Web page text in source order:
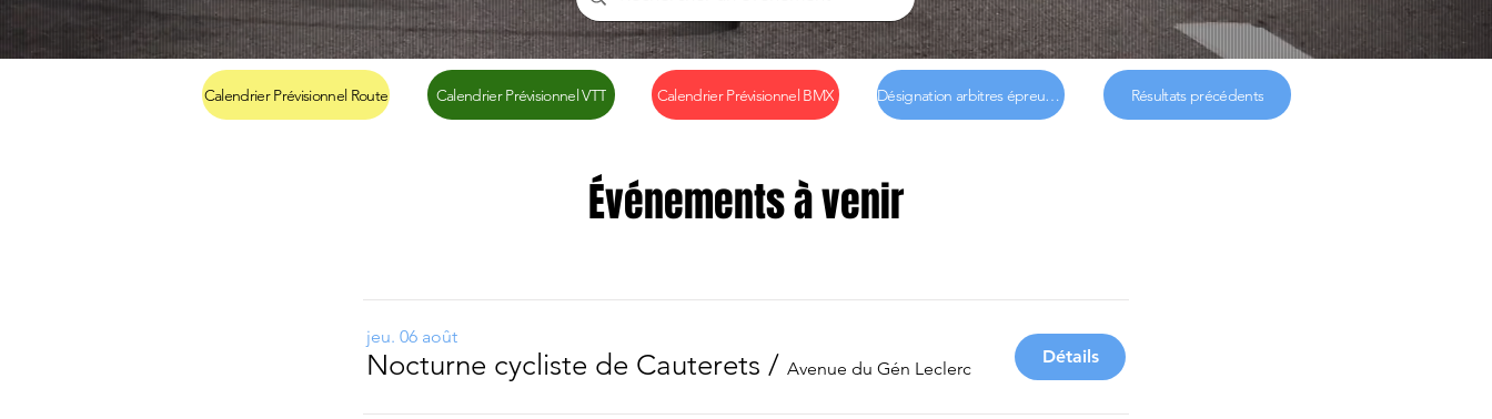
Calendrier Prévisionnel Route Calendrier Prévisionnel VTT Calendrier Prévisionnel BMX Désignation arbitres épreuves Résultats précédents
Événements à venir
jeu. 06 août
Nocturne cycliste de Cauterets / Avenue du Gén Leclerc
Détails